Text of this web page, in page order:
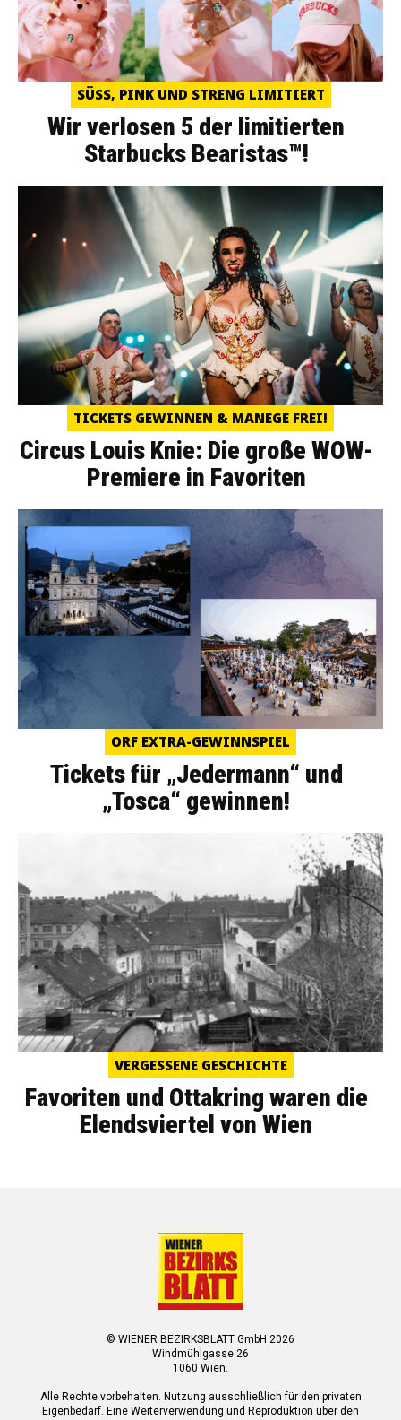
SÜSS, PINK UND STRENG LIMITIERT
Wir verlosen 5 der limitierten
Starbucks Bearistas™!
TICKETS GEWINNEN & MANEGE FREI!
Circus Louis Knie: Die große WOW-
Premiere in Favoriten
ORF EXTRA-GEWINNSPIEL
Tickets für „Jedermann“ und
„Tosca“ gewinnen!
VERGESSENE GESCHICHTE
Favoriten und Ottakring waren die
Elendsviertel von Wien
© WIENER BEZIRKSBLATT GmbH 2026
Windmühlgasse 26
1060 Wien.
Alle Rechte vorbehalten. Nutzung ausschließlich für den privaten
Eigenbedarf. Eine Weiterverwendung und Reproduktion über den